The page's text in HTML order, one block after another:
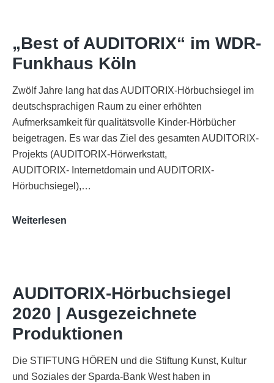
„Best of AUDITORIX“ im WDR-
Funkhaus Köln
Zwölf Jahre lang hat das AUDITORIX-Hörbuchsiegel im
deutschsprachigen Raum zu einer erhöhten
Aufmerksamkeit für qualitätsvolle Kinder-Hörbücher
beigetragen. Es war das Ziel des gesamten AUDITORIX-
Projekts (AUDITORIX-Hörwerkstatt,
AUDITORIX- Internetdomain und AUDITORIX-
Hörbuchsiegel),…
Weiterlesen
Funkhaus
Köln
AUDITORIX-Hörbuchsiegel
2020 | Ausgezeichnete
Produktionen
Die STIFTUNG HÖREN und die Stiftung Kunst, Kultur
und Soziales der Sparda-Bank West haben in